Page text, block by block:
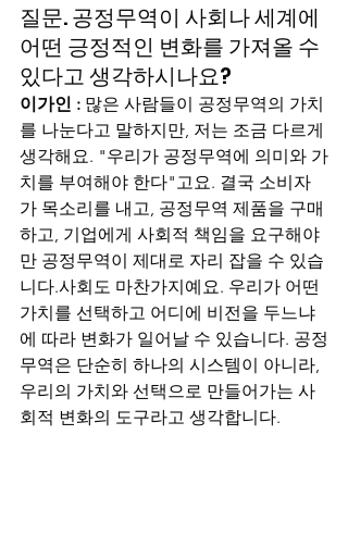
질문. 공정무역이 사회나 세계에
어떤 긍정적인 변화를 가져올 수
있다고 생각하시나요?
이가인 : 많은 사람들이 공정무역의 가치
를 나눈다고 말하지만, 저는 조금 다르게
생각해요. "우리가 공정무역에 의미와 가
치를 부여해야 한다"고요. 결국 소비자
가 목소리를 내고, 공정무역 제품을 구매
하고, 기업에게 사회적 책임을 요구해야
만 공정무역이 제대로 자리 잡을 수 있습
니다.사회도 마찬가지예요. 우리가 어떤
가치를 선택하고 어디에 비전을 두느냐
에 따라 변화가 일어날 수 있습니다. 공정
무역은 단순히 하나의 시스템이 아니라,
우리의 가치와 선택으로 만들어가는 사
회적 변화의 도구라고 생각합니다.